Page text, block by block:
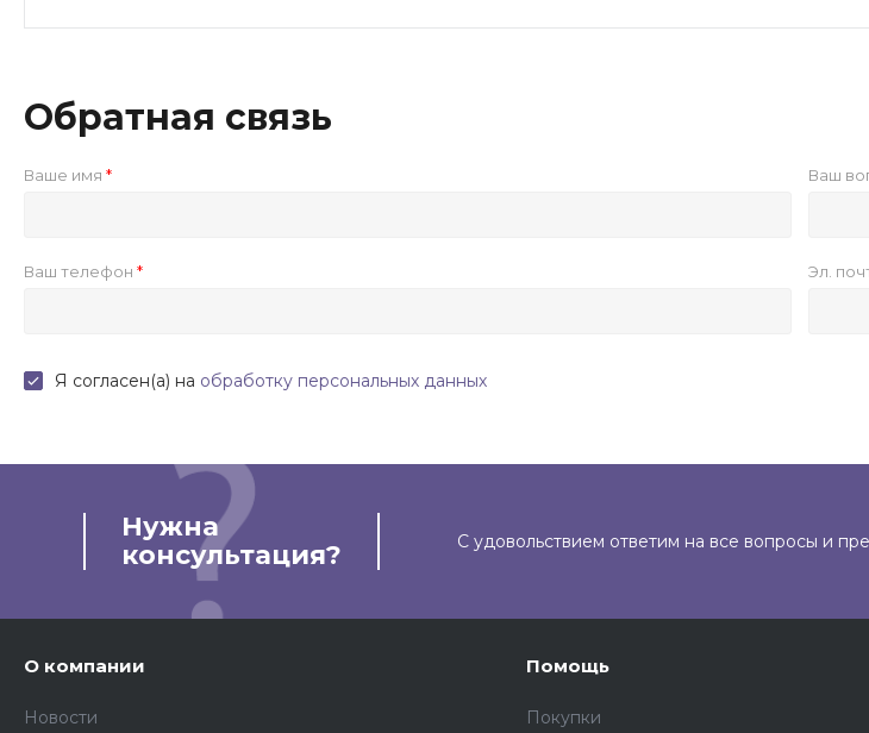
Обратная связь
Ваше имя Ваш
Ваш телефон Эл.
Я согласен(а) на обработку персональных данных
Нужна
консультация?
С удовольствием ответим на все вопросы и
О компании
Новости
Помощь
Покупки